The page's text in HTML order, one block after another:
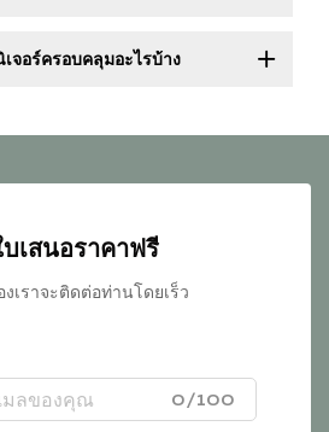
จอร์ครอบคลุมอะไรบ้าง
เสนอราคาฟรี
เราจะติดต่อท่านโดยเร็ว
0/100